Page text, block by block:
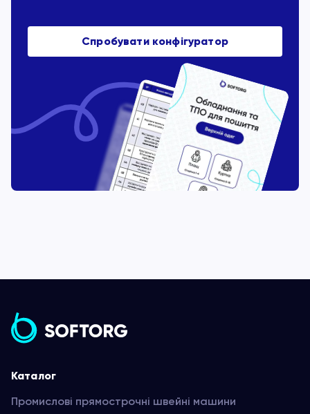
Спробувати конфігуратор
Каталог
Промислові прямострочні швейні машини